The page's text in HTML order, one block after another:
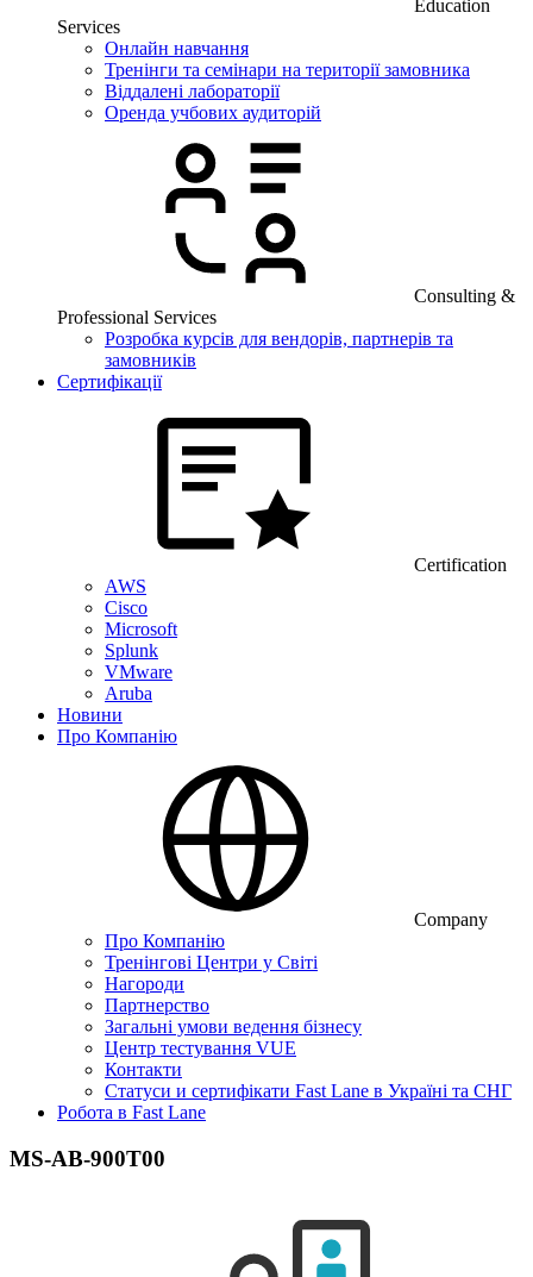
Education
Services
Онлайн навчання
Тренінги та семінари на території замовника
Віддалені лабораторії
Оренда учбових аудиторій
Consulting &
Professional Services
Розробка курсів для вендорів, партнерів та
замовників
Сертифікації
Certification
AWS
Cisco
Microsoft
Splunk
VMware
Aruba
Новини
Про Компанію
Company
Про Компанію
Тренінгові Центри у Світі
Нагороди
Партнерство
Загальні умови ведення бізнесу
Центр тестування VUE
Контакти
Статуси и сертифікати Fast Lane в Україні та СНГ
Робота в Fast Lane
MS-AB-900T00